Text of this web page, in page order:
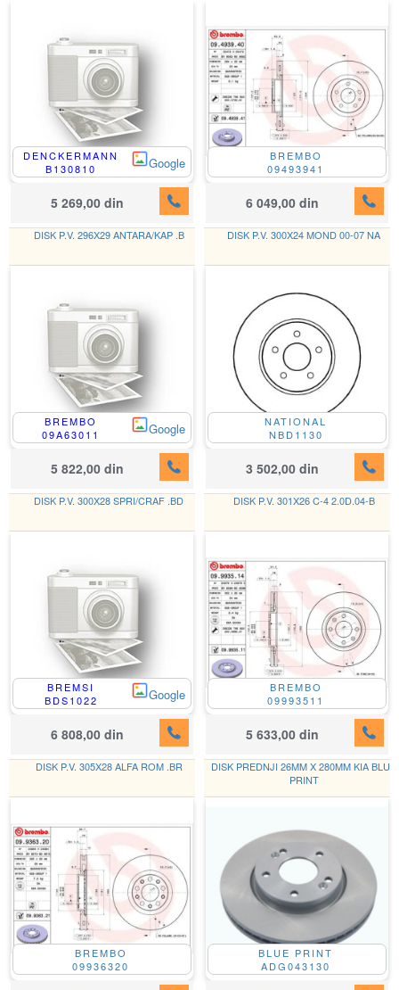
DENCKERMANN
B130810
Google
5 269,00 din
BREMBO
09493941
6 049,00 din
DISK P.V. 296X29 ANTARA/KAP .B
BREMBO
09A63011
Google
5 822,00 din
DISK P.V. 300X24 MOND 00-07 NA
NATIONAL
NBD1130
3 502,00 din
DISK P.V. 300X28 SPRI/CRAF .BD
BREMSI
BDS1022
Google
6 808,00 din
DISK P.V. 301X26 C-4 2.0D.04-B
BREMBO
09993511
5 633,00 din
DISK P.V. 305X28 ALFA ROM .BR
BREMBO
09936320
DISK PREDNJI 26MM X 280MM KIA BLUE
PRINT
BLUE PRINT
ADG043130